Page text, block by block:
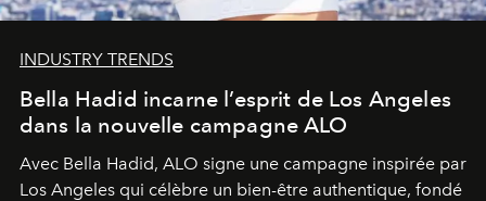
INDUSTRY TRENDS
Bella Hadid incarne l’esprit de Los Angeles
dans la nouvelle campagne ALO
Avec Bella Hadid, ALO signe une campagne inspirée par
Los Angeles qui célèbre un bien-être authentique, fondé